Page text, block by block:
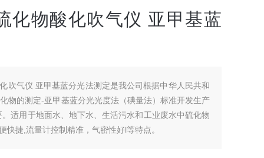
化物酸化吹气仪 亚甲基蓝
吹气仪 亚甲基蓝分光法测定是我公司根据中华人民共和
物的测定-亚甲基蓝分光光度法（碘量法）标准开发生产
适用于地面水、地下水、生活污水和工业废水中硫化物
快捷,流量计控制精准，气密性好l等特点。